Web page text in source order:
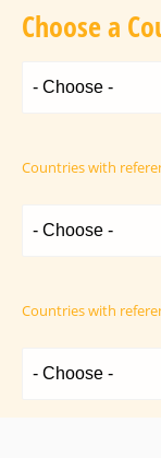
Choose a
Countries with
Countries with